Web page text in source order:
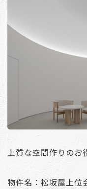
上質な空間作りのお
物件名：松坂屋上位